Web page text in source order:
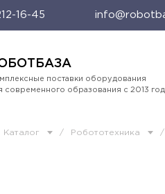
16-45
поставки оборудования
современного образования с 2013
Каталог / Робототехника /